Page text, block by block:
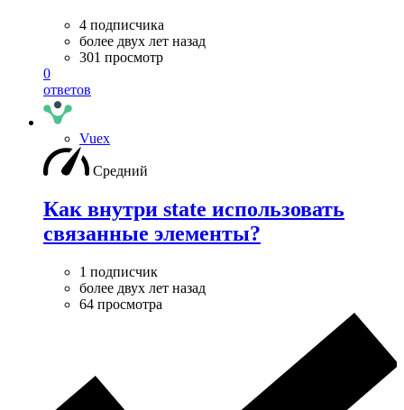
4 подписчика
более двух лет назад
301 просмотр
0
ответов
Vuex
Средний
Как внутри state использовать
связанные элементы?
1 подписчик
более двух лет назад
64 просмотра